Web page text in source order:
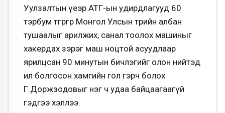
Уулзалтын үеэр АТГ-ын удирдлагууд 60
тэрбум төгрөгөөр Монгол Улсын төрийн албан
тушаалыг арилжих, санал тоолох машиныг
хакердах зэрэг маш ноцтой асуудлаар
ярилцсан 90 минутын бичлэгийг олон нийтэд
ил болгосон хамгийн гол гэрч болох
Г.Доржзодовыг нэг ч удаа байцаагаагүй
гэдгээ хэллээ.